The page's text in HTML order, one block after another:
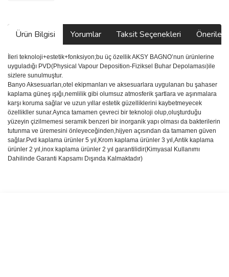
Ürün Bilgisi Yorumlar Taksit Seçenekleri
İleri teknoloji+estetik+fonksiyon;bu üç özellik AKSY BAGNO’nun ürünlerine
uyguladığı PVD(Physical Vapour Deposition-Fiziksel Buhar Depolaması)ile
sizlere sunulmuştur.
Banyo Aksesuarları,otel ekipmanları ve aksesuarlara uygulanan bu şahaser
kaplama güneş ışığı,nemlilik gibi olumsuz atmosferik şartlara ve aşınmalara
karşı koruma sağlar ve uzun yıllar estetik güzelliklerini kaybetmeyecek
özellikller sunar.Ayrıca tamamen çevreci bir teknoloji olup,oluşturduğu
yüzeyin çizilmemesi seramik benzeri bir inorganik yapı olması da bakterilerin
tutunma ve üremesini önleyeceğinden,hijyen açısından da tamamen güven
sağlar.Pvd kaplama ürünler 5 yıl,Krom kaplama ürünler 3 yıl,Antik kaplama
ürünler 2 yıl,inox kaplama ürünler 2 yıl garantilidir(Kimyasal Kullanımı
Dahilinde Garanti Kapsamı Dışında Kalmaktadır)